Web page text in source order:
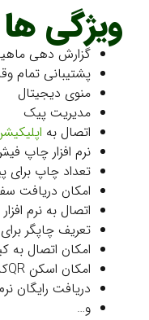
ویژگی
گزارش دهی
پشتیبانی تمام
منوی دیجیتال
مدیریت پیک
اتصال به
نرم افزار چاپ
تعداد چاپ برای
امکان دریافت
اتصال به نرم
تعریف چاپگر
امکان اتصال به
امکان اسکن QRکد و ارجاع سفارش به پیک
دریافت رایگان
و…